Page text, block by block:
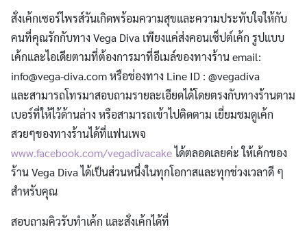
สั่งเค้กเซอร์ไพรส์วันเกิดพร้อมความสุขและความประทับใจให้กับ
คนที่คุณรักกับทาง Vega Diva เพียงแค่ส่งคอนเซ็ปต์เค้ก รูปแบบ
เค้กและไอเดียตามที่ต้องการมาที่อีเมล์ของทางร้าน email:
info@vega-diva.comหรือช่องทาง Line ID : @vegadiva
และสามารถโทรมาสอบถามรายละเอียดได้โดยตรงกับทางร้านตาม
เบอร์ที่ให้ไว้ด้านล่าง หรือสามารถเข้าไปติดตาม เยี่ยมชมดูเค้ก
สวยๆของทางร้านได้ที่แฟนเพจ
www.facebook.com/vegadivacakeได้ตลอดเลยค่ะ ให้เค้กของ
ร้าน Vega Diva ได้เป็นส่วนหนึ่งในทุกโอกาสและทุกช่วงเวลาดี ๆ
สำหรับคุณ
สอบถามคิวรับทำเค้ก และสั่งเค้กได้ที่